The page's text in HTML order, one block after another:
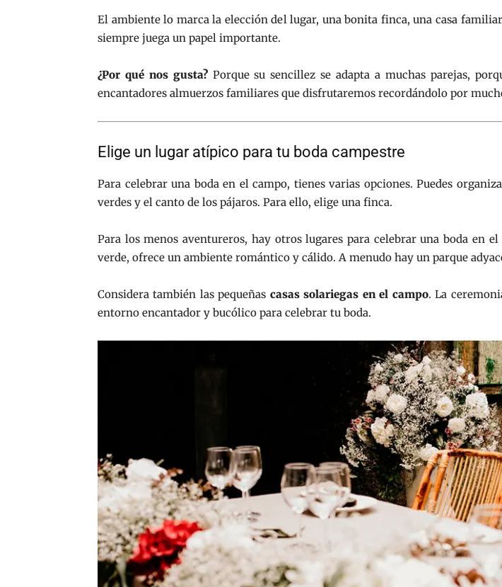
El ambiente lo marca la elección del lugar, una bonita finca, una casa
siempre juega un papel importante.
¿Por qué nos gusta?Porque su sencillez se adapta a muchas parejas,
encantadores almuerzos familiares que disfrutaremos recordándolo por
Elige un lugar atípico para tu boda campestre
Para celebrar una boda en el campo, tienes varias opciones. Puedes
verdes y el canto de los pájaros. Para ello, elige una finca.
Para los menos aventureros, hay otros lugares para celebrar una boda en el
verde, ofrece un ambiente romántico y cálido. A menudo hay un parque
Considera también las pequeñas casas solariegas en el campo. La
entorno encantador y bucólico para celebrar tu boda.